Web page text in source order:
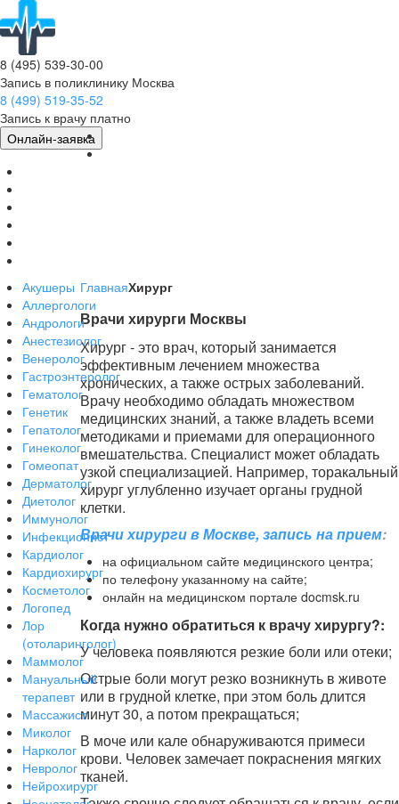
8 (495) 539-30-00
Запись в поликлинику Москва
8 (499) 519-35-52
Запись к врачу платно
Онлайн-заявка
ГлавнаяХирург
Врачи хирурги Москвы
Хирург - это врач, который занимается
эффективным лечением множества
хронических, а также острых заболеваний.
Врачу необходимо обладать множеством
медицинских знаний, а также владеть всеми
методиками и приемами для операционного
вмешательства. Специалист может обладать
узкой специализацией. Например, торакальный
хирург углубленно изучает органы грудной
клетки.
Врачи хирурги в Москве, запись на прием:
на официальном сайте медицинского центра;
по телефону указанному на сайте;
онлайн на медицинском портале docmsk.ru
Когда нужно обратиться к врачу хирургу?:
У человека появляются резкие боли или отеки;
Острые боли могут резко возникнуть в животе
или в грудной клетке, при этом боль длится
минут 30, а потом прекращаться;
В моче или кале обнаруживаются примеси
крови. Человек замечает покраснения мягких
тканей.
Акушеры
Аллергологи
Андрологи
Анестезиолог
Венеролог
Гастроэнтеролог
Гематолог
Генетик
Гепатолог
Гинеколог
Гомеопат
Дерматолог
Диетолог
Иммунолог
Инфекционист
Кардиолог
Кардиохирург
Косметолог
Логопед
Лор
(отоларинголог)
Маммолог
Мануальный
терапевт
Массажист
Миколог
Нарколог
Невролог
Нейрохирург